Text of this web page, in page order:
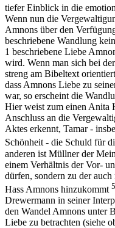
tiefer Einblick in die
Wenn nun die
Amnons über den
beschriebene Wandlung
1 beschriebene Liebe
wird. Wenn man sich bei
streng am Bibeltext
dass Amnons Liebe zu
war, so erscheint die
Hier weist zum einen Anita
Anschluss an die
Aktes erkennt, Tamar -
Schönheit - die Schuld für
anderen ist Müllner der
einem Verhältnis der Vor-
dürfen, sondern zu der
Hass Amnons hinzukommt
Drewermann in seiner
den Wandel Amnons unter
Liebe zu betrachten (siehe